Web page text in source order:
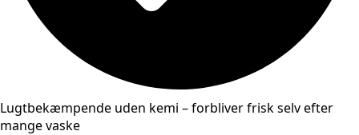
Lugtbekæmpende uden kemi – forbliver frisk selv efter
mange vaske